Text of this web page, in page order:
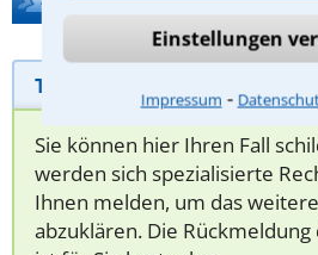
Einstellungen
Impressum ⁃
Telefonhilfe
Sie können hier Ihren Fall
werden sich spezialisierte
Ihnen melden, um das
abzuklären. Die